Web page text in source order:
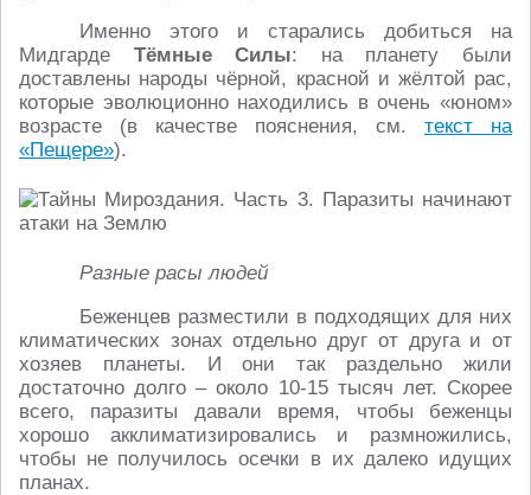
Именно этого и старались добиться на
Мидгарде Тёмные Силы: на планету были
доставлены народы чёрной, красной и жёлтой рас,
которые эволюционно находились в очень «юном»
возрасте (в качестве пояснения, см. текст на
«Пещере»).
Разные расы людей
Беженцев разместили в подходящих для них
климатических зонах отдельно друг от друга и от
хозяев планеты. И они так раздельно жили
достаточно долго – около 10-15 тысяч лет. Скорее
всего, паразиты давали время, чтобы беженцы
хорошо акклиматизировались и размножились,
чтобы не получилось осечки в их далеко идущих
планах.